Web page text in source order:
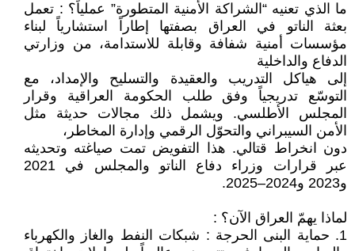
ما الذي تعنيه “الشراكة الأمنية المتطورة” عملياً؟ : تعمل
بعثة الناتو في العراق بصفتها إطاراً استشارياً لبناء
مؤسسات أمنية شفافة وقابلة للاستدامة، من وزارتي
الدفاع والداخلية
إلى هياكل التدريب والعقيدة والتسليح والإمداد، مع
التوسّع تدريجياً وفق طلب الحكومة العراقية وقرار
المجلس الأطلسي. ويشمل ذلك مجالات حديثة مثل
الأمن السيبراني والتحوّل الرقمي وإدارة المخاطر،
دون انخراط قتالي. هذا التفويض تمت صياغته وتحديثه
عبر قرارات وزراء دفاع الناتو والمجلس في 2021
و2023 و2024–2025.
لماذا يهمّ العراق الآن؟ :
1. حماية البنى الحرجة : شبكات النفط والغاز والكهرباء